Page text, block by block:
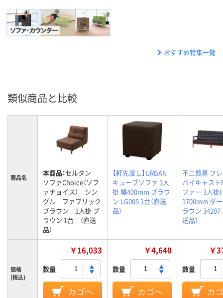
おすすめ特集一覧
類似商品と比較
商品名 本商品：セルタン
ソファChoice（ソフ
ァチョイス） シン
グル ファブリック
ブラウン 1人掛 ブ
ラウン 1台 （直送
品）
【軒先渡し】URBAN
キューブソファ 1人
掛 幅400mm ブラウ
ン LG005 1台（直送
品）
不二貿易 フ
バイキャスト
ファー 3人掛
1700mm ダ
ラウン 34207
送品）
価格
(税込)
￥16,033
数量
カゴへ
￥4,640
数量
カゴへ
￥
数量
カ